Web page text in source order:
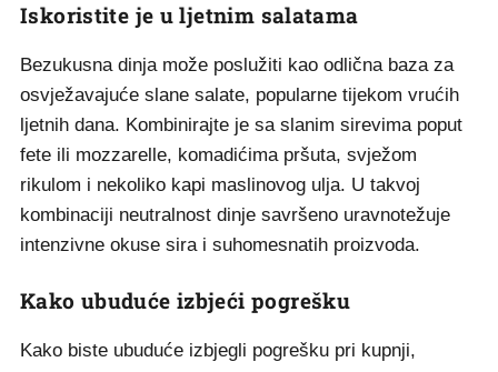
Iskoristite je u ljetnim salatama
Bezukusna dinja može poslužiti kao odlična baza za
osvježavajuće slane salate, popularne tijekom vrućih
ljetnih dana. Kombinirajte je sa slanim sirevima poput
fete ili mozzarelle, komadićima pršuta, svježom
rikulom i nekoliko kapi maslinovog ulja. U takvoj
kombinaciji neutralnost dinje savršeno uravnotežuje
intenzivne okuse sira i suhomesnatih proizvoda.
Kako ubuduće izbjeći pogrešku
Kako biste ubuduće izbjegli pogrešku pri kupnji,